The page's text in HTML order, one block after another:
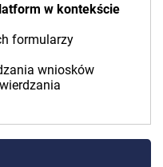
w kontekście
formularzy
wniosków